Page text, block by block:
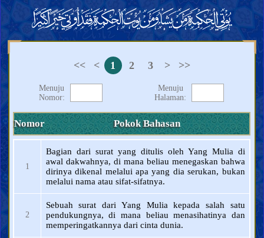
<< < 1 2 3 > >>
Menuju
Nomor:
Menuju
Halaman:
Nomor Pokok Bahasan
1
Bagian dari surat yang ditulis oleh Yang Mulia di
awal dakwahnya, di mana beliau menegaskan bahwa
dirinya dikenal melalui apa yang dia serukan, bukan
melalui nama atau sifat-sifatnya.
2
Sebuah surat dari Yang Mulia kepada salah satu
pendukungnya, di mana beliau menasihatinya dan
memperingatkannya dari cinta dunia.